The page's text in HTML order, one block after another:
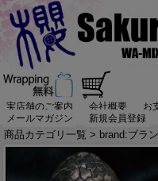
実店舗のご案内 会社概要 お
メールマガジン
新規会員登録
商品カテゴリ一覧 > brand:ブラ